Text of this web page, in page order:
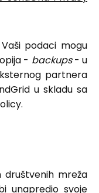
podaci mogu
- backups- u
partnera
u skladu sa
društvenih mreža
unapredio svoje